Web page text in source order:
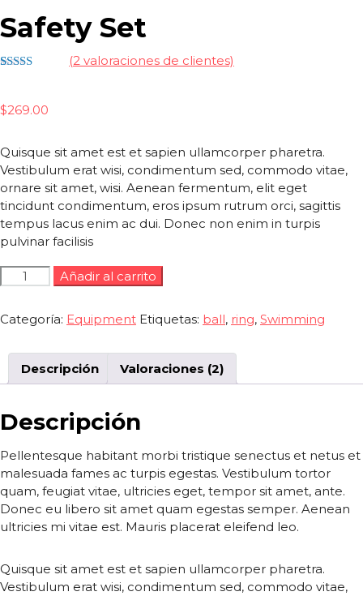
Safety Set
de 5 en
base a
(2 valoraciones de clientes)
$269.00
Quisque sit amet est et sapien ullamcorper pharetra.
Vestibulum erat wisi, condimentum sed, commodo vitae,
ornare sit amet, wisi. Aenean fermentum, elit eget
tincidunt condimentum, eros ipsum rutrum orci, sagittis
tempus lacus enim ac dui. Donec non enim in turpis
pulvinar facilisis
Safety
Añadir al carrito
Categoría: Equipment Etiquetas: ball, ring, Swimming
Descripción Valoraciones (2)
Descripción
Pellentesque habitant morbi tristique senectus et netus et
malesuada fames ac turpis egestas. Vestibulum tortor
quam, feugiat vitae, ultricies eget, tempor sit amet, ante.
Donec eu libero sit amet quam egestas semper. Aenean
ultricies mi vitae est. Mauris placerat eleifend leo.
Quisque sit amet est et sapien ullamcorper pharetra.
Vestibulum erat wisi, condimentum sed, commodo vitae,